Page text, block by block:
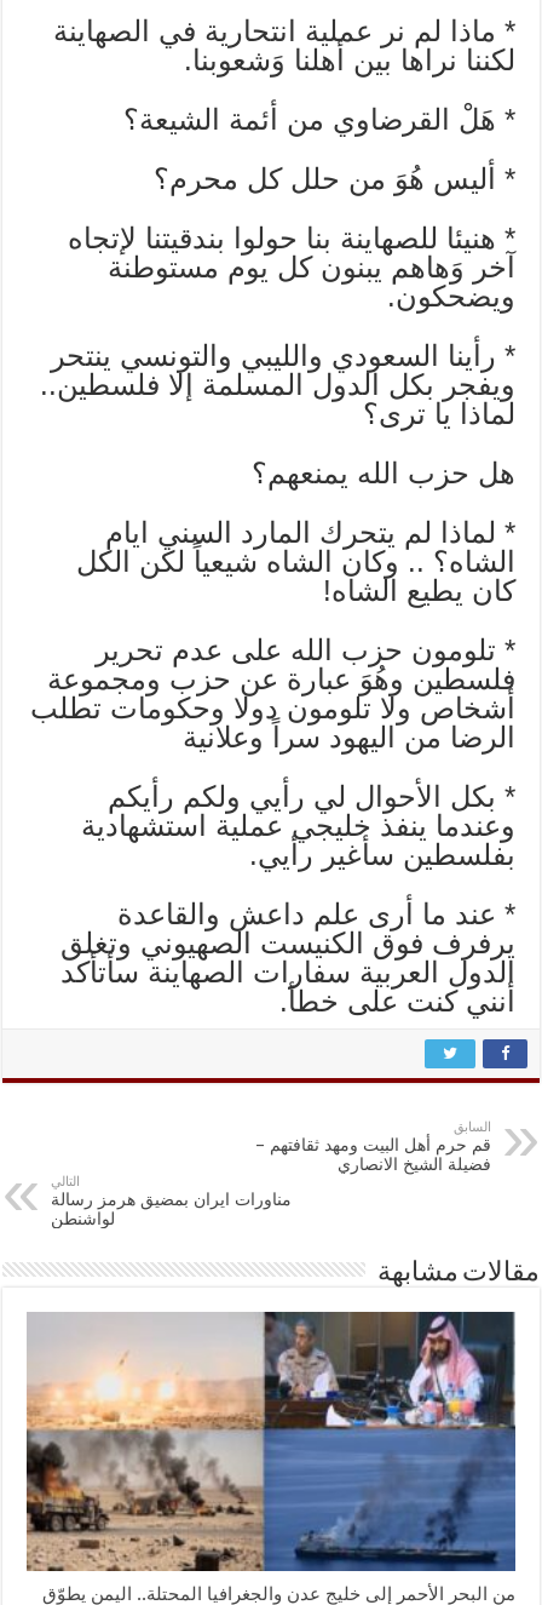
* ماذا لم نر عملية انتحارية في الصهاينة
لكننا نراها بين أهلنا وَشعوبنا.
* هَلْ القرضاوي من أئمة الشيعة؟
* أليس هُوَ من حلل كل محرم؟
* هنيئا للصهاينة بنا حولوا بندقيتنا ﻹتجاه
آخر وَهاهم يبنون كل يوم مستوطنة
ويضحكون.
* رأينا السعودي والليبي والتونسي ينتحر
ويفجر بكل الدول المسلمة إﻻ فلسطين..
لماذا يا ترى؟
هل حزب الله يمنعهم؟
* لماذا لم يتحرك المارد السني ايام
الشاه؟ .. وكان الشاه شيعياً لكن الكل
كان يطيع الشاه!
* تلومون حزب الله على عدم تحرير
فلسطين وهُوَ عبارة عن حزب ومجموعة
أشخاص وﻻ تلومون دوﻻ وحكومات تطلب
الرضا من اليهود سراً وعلانية
* بكل اﻷحوال لي رأيي ولكم رأيكم
وعندما ينفذ خليجي عملية استشهادية
بفلسطين سأغير رأيي.
* عند ما أرى علم داعش والقاعدة
يرفرف فوق الكنيست الصهيوني وتغلق
الدول العربية سفارات الصهاينة سأتأكد
أنني كنت على خطأ.
السابق
قم حرم أهل البيت ومهد ثقافتهم –
فضيلة الشيخ الانصاري
التالي
مناورات ايران بمضيق هرمز رسالة
لواشنطن
مقالات مشابهة
من البحر الأحمر إلى خليج عدن والجغرافيا المحتلة.. اليمن يطوّق